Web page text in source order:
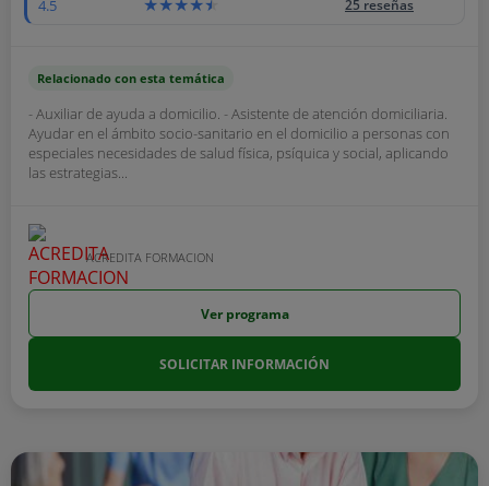
4.5 25 reseñas
Relacionado con esta temática
- Auxiliar de ayuda a domicilio. - Asistente de atención domiciliaria.
Ayudar en el ámbito socio-sanitario en el domicilio a personas con
especiales necesidades de salud física, psíquica y social, aplicando
las estrategias...
ACREDITA FORMACION
Ver programa
SOLICITAR INFORMACIÓN